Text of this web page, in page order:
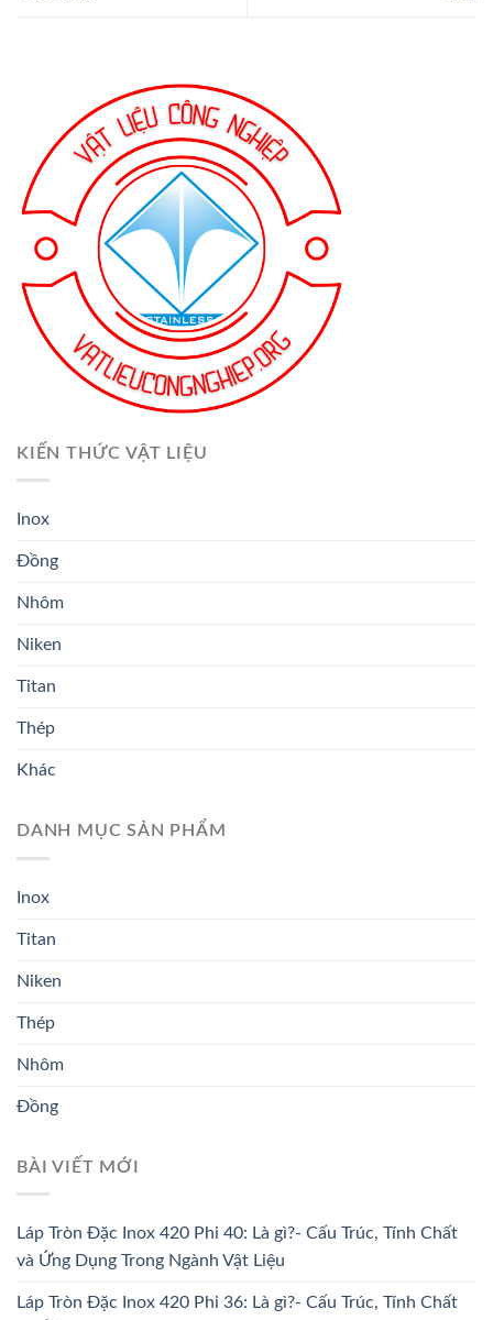
KIẾN THỨC VẬT LIỆU
Inox
Đồng
Nhôm
Niken
Titan
Thép
Khác
DANH MỤC SẢN PHẨM
Inox
Titan
Niken
Thép
Nhôm
Đồng
BÀI VIẾT MỚI
Láp Tròn Đặc Inox 420 Phi 40: Là gì?- Cấu Trúc, Tính Chất
và Ứng Dụng Trong Ngành Vật Liệu
Láp Tròn Đặc Inox 420 Phi 36: Là gì?- Cấu Trúc, Tính Chất